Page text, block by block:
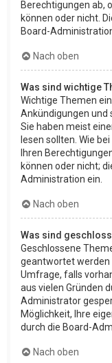
Berechtigungen ab,
können oder nicht.
Board-
Nach oben
Was sind wichtige
Wichtige Themen
Ankündigungen und
Sie haben meist
lesen sollten. Wie
Ihren
können oder nicht;
Administration ein.
Nach oben
Was sind
Geschlossene
geantwortet werden
Umfrage, falls
aus vielen Gründen
Administrator
Möglichkeit, Ihre
durch die Board-
Nach oben